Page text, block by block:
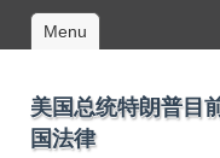
Menu
美国总统特朗普目
国法律